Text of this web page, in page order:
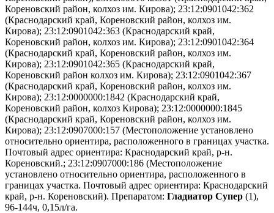
Кореновский район, колхоз им. Кирова); 23:12:0901042:362
(Краснодарский край, Кореновский район, колхоз им.
Кирова); 23:12:0901042:363 (Краснодарский край,
Кореновский район, колхоз им. Кирова); 23:12:0901042:364
(Краснодарский край, Кореновский район, колхоз им.
Кирова); 23:12:0901042:365 (Краснодарский край,
Кореновский район колхоз им. Кирова); 23:12:0901042:367
(Краснодарский край, Кореновский район, колхоз им.
Кирова); 23:12:0000000:1842 (Краснодарский край,
Кореновский район, колхоз Кирова); 23:12:0000000:1845
(Краснодарский край, Кореновский район, колхоз им.
Кирова); 23:12:0907000:157 (Местоположение установлено
относительно ориентира, расположенного в границах участка.
Почтовый адрес ориентира: Краснодарский край, р-н.
Кореновский.; 23:12:0907000:186 (Местоположение
установлено относительно ориентира, расположенного в
границах участка. Почтовый адрес ориентира: Краснодарский
край, р-н. Кореновский). Препаратом: Гладиатор Супер (1),
96-144ч, 0,15л/га.